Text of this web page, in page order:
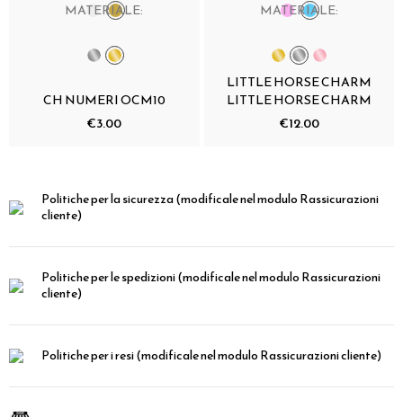
MATERIALE:
CH NUMERI OCM10
€3.00
MATERIALE:
LITTLE HORSE CHARM
LITTLE HORSE CHARM
€12.00
Politiche per la sicurezza(modificale nel modulo Rassicurazioni
cliente)
Politiche per le spedizioni(modificale nel modulo Rassicurazioni
cliente)
Politiche per i resi(modificale nel modulo Rassicurazioni cliente)